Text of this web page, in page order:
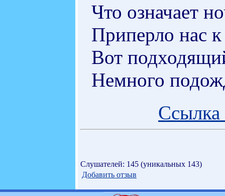
Что означает
Приперло нас
Вот
Немного
Ссылка
Слушателей: 145 (уникальных 143)
Добавить отзыв